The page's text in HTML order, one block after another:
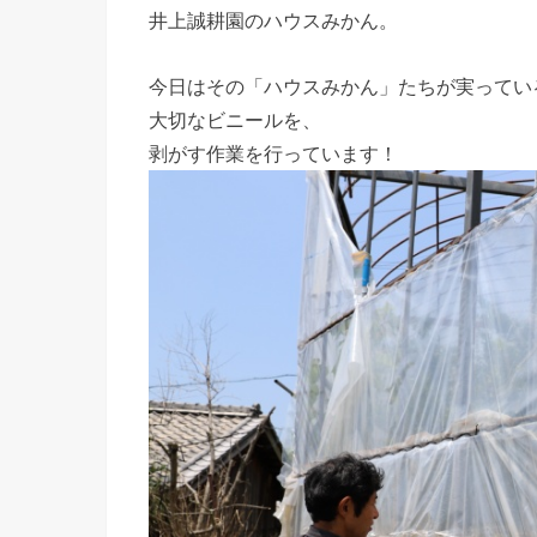
井上誠耕園のハウスみかん。
今日はその「ハウスみかん」たちが実ってい
大切なビニールを、
剥がす作業を行っています！